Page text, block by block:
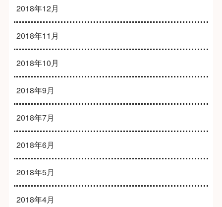
2018年12月
2018年11月
2018年10月
2018年9月
2018年7月
2018年6月
2018年5月
2018年4月